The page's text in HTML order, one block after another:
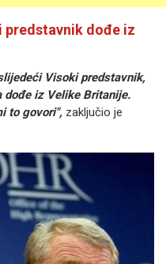
predstavnik dođe iz
Visoki predstavnik,
dođe iz Velike Britanije.
to govori", zaključio je